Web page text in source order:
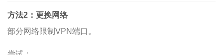
方法2：更换网络
部分网络限制VPN端口。